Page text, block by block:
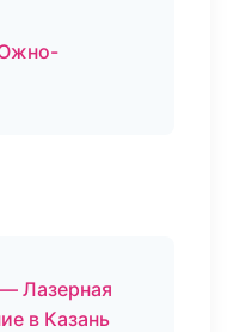
Лазерная
в Казань